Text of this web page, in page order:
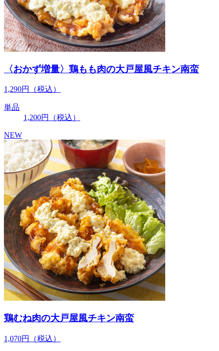
〈おかず増量〉鶏もも肉の大戸屋風チキン南蛮
1,290円 （税込）
単品
1,200円 （税込）
NEW
鶏むね肉の大戸屋風チキン南蛮
1,070円 （税込）